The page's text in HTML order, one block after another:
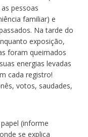
pessoas
familiar) e
Na tarde do
exposição,
foram queimados
energias levadas
cada registro!
votos, saudades,
(informe
se explica